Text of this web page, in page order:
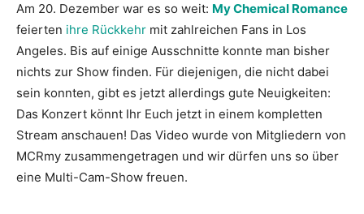
Am 20. Dezember war es so weit: My Chemical Romance
feierten ihre Rückkehr mit zahlreichen Fans in Los
Angeles. Bis auf einige Ausschnitte konnte man bisher
nichts zur Show finden. Für diejenigen, die nicht dabei
sein konnten, gibt es jetzt allerdings gute Neuigkeiten:
Das Konzert könnt Ihr Euch jetzt in einem kompletten
Stream anschauen! Das Video wurde von Mitgliedern von
MCRmy zusammengetragen und wir dürfen uns so über
eine Multi-Cam-Show freuen.